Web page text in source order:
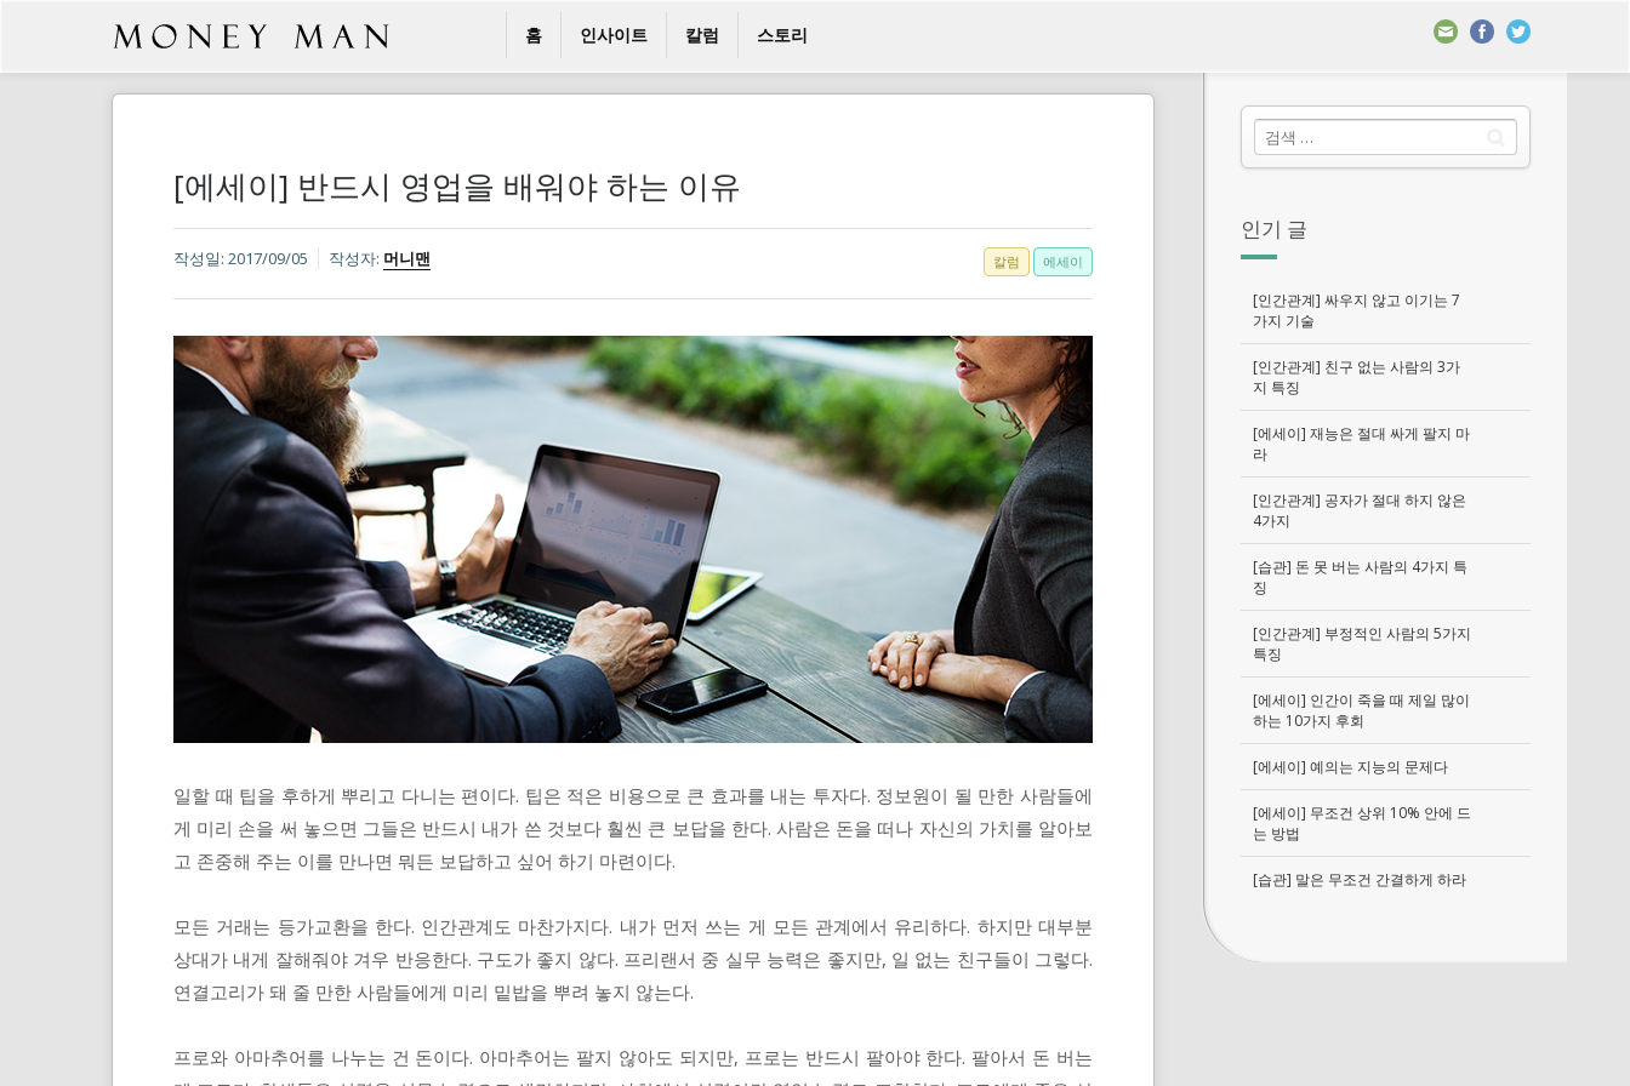
홈 인사이트 칼럼 스토리
인기 글
[인간관계] 싸우지 않고 이기는 7
가지 기술
[인간관계] 친구 없는 사람의 3가
지 특징
[에세이] 재능은 절대 싸게 팔지 마
라
[인간관계] 공자가 절대 하지 않은
4가지
[습관] 돈 못 버는 사람의 4가지 특
징
[인간관계] 부정적인 사람의 5가지
특징
[에세이] 인간이 죽을 때 제일 많이
하는 10가지 후회
[에세이] 예의는 지능의 문제다
[에세이] 무조건 상위 10% 안에 드
는 방법
[습관] 말은 무조건 간결하게 하라
[에세이] 반드시 영업을 배워야 하는 이유
작성일: 2017/09/05 작성자: 머니맨 에세이
칼럼
일할 때 팁을 후하게 뿌리고 다니는 편이다. 팁은 적은 비용으로 큰 효과를 내는 투자다. 정보원이 될 만한 사람들에
게 미리 손을 써 놓으면 그들은 반드시 내가 쓴 것보다 훨씬 큰 보답을 한다. 사람은 돈을 떠나 자신의 가치를 알아보
고 존중해 주는 이를 만나면 뭐든 보답하고 싶어 하기 마련이다.
모든 거래는 등가교환을 한다. 인간관계도 마찬가지다. 내가 먼저 쓰는 게 모든 관계에서 유리하다. 하지만 대부분
상대가 내게 잘해줘야 겨우 반응한다. 구도가 좋지 않다. 프리랜서 중 실무 능력은 좋지만, 일 없는 친구들이 그렇다.
연결고리가 돼 줄 만한 사람들에게 미리 밑밥을 뿌려 놓지 않는다.
프로와 아마추어를 나누는 건 돈이다. 아마추어는 팔지 않아도 되지만, 프로는 반드시 팔아야 한다. 팔아서 돈 버는